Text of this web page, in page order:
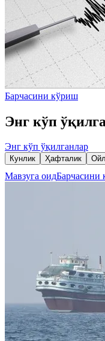
Барчасини кўриш
Энг кўп
Энг кўп ўқилганлар
Кунлик Ҳафталик
Мавзуга оидБарчасини